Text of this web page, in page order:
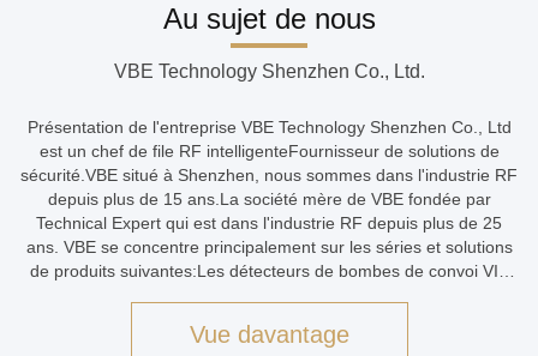
Au sujet de nous
VBE Technology Shenzhen Co., Ltd.
Présentation de l'entreprise VBE Technology Shenzhen Co., Ltd
est un chef de file RF intelligenteFournisseur de solutions de
sécurité.VBE situé à Shenzhen, nous sommes dans l'industrie RF
depuis plus de 15 ans.La société mère de VBE fondée par
Technical Expert qui est dans l'industrie RF depuis plus de 25
ans. VBE se concentre principalement sur les séries et solutions
de produits suivantes:Les détecteurs de bombes de convoi VIP
Vue davantage